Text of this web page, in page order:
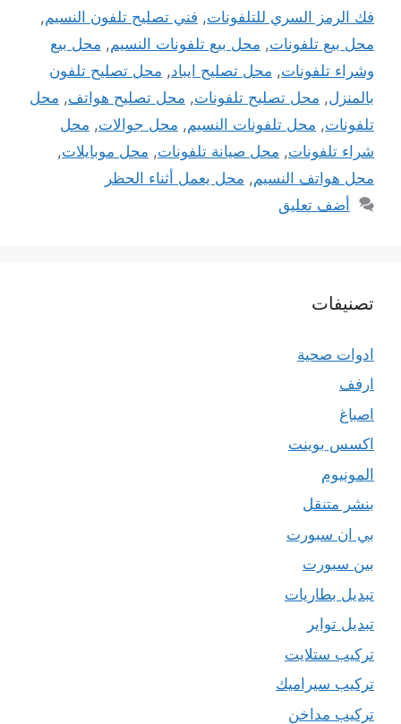
فك الرمز السري للتلفونات, فني تصليح تلفون النسيم,
محل بيع تلفونات, محل بيع تلفونات النسيم, محل بيع
وشراء تلفونات, محل تصليح ايباد, محل تصليح تلفون
بالمنزل, محل تصليح تلفونات, محل تصليح هواتف, محل
تلفونات, محل تلفونات النسيم, محل جوالات, محل
شراء تلفونات, محل صيانة تلفونات, محل موبايلات,
محل هواتف النسيم, محل يعمل أثناء الحظر
أضف تعليق
تصنيفات
ادوات صحية
ارفف
اصباغ
اكسس بوينت
المونيوم
بنشر متنقل
بي ان سبورت
بين سبورت
تبديل بطاريات
تبديل تواير
تركيب ستلايت
تركيب سيراميك
تركيب مداخن